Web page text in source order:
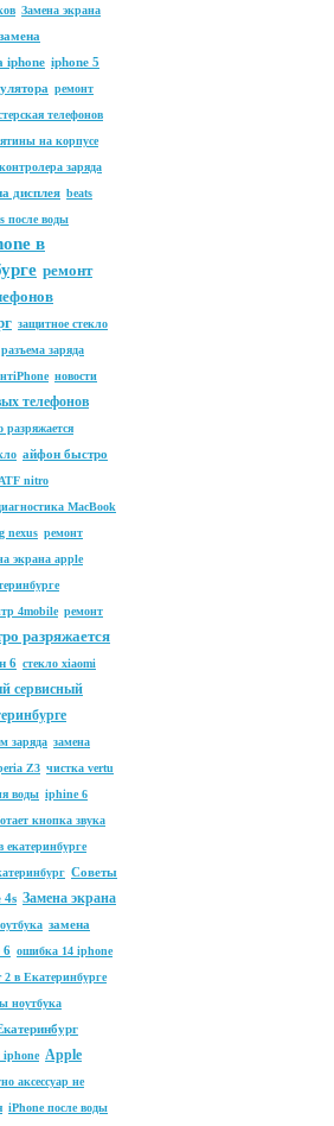
Замена экрана
замена
iphone iphone 5
ремонт
телефонов
на корпусе
заряда
дисплея beats
после воды
в
ремонт
защитное стекло
заряда
новости
телефонов
разряжается
айфон быстро
nitro
MacBook
nexus ремонт
экрана apple
4mobile ремонт
разряжается
6 стекло xiaomi
сервисный
заряда замена
Z3 чистка vertu
воды iphine 6
кнопка звука
екатеринбурге
Советы
4s Замена экрана
замена
6 ошибка 14 iphone
в Екатеринбурге
ноутбука
iphone Apple
аксессуар не
iPhone после воды